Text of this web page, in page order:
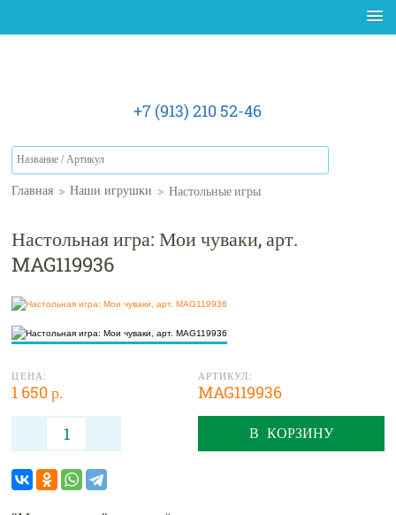
+7 (913) 210 52-46
Главная > Наши игрушки > Настольные игры
Настольная игра: Мои чуваки, арт.
MAG119936
ЦЕНА:
1 650 р.
АРТИКУЛ:
MAG119936
В КОРЗИНУ